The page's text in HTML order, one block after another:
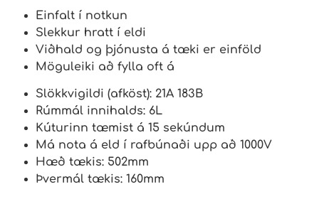
Einfalt í notkun
Slekkur hratt í eldi
Viðhald og þjónusta á tæki er einföld
Möguleiki að fylla oft á
Slökkvigildi (afköst): 21A 183B
Rúmmál innihalds: 6L
Kúturinn tæmist á 15 sekúndum
Má nota á eld í rafbúnaði upp að 1000V
Hæð tækis: 502mm
Þvermál tækis: 160mm